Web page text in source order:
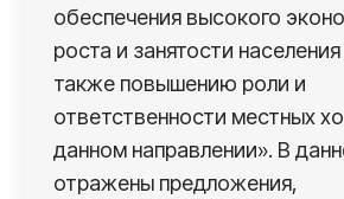
обеспечения высокого
роста и занятости
также повышению роли и
ответственности местных
данном направлении». В
отражены предложения,